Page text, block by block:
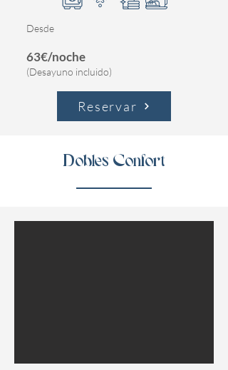
Desde
63€/noche
(Desayuno incluido)
Reservar
Dobles Confort